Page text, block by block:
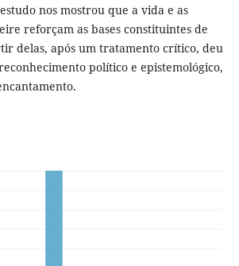
nos mostrou que a vida e as
reforçam as bases constituintes de
delas, após um tratamento crítico, deu
político e epistemológico,